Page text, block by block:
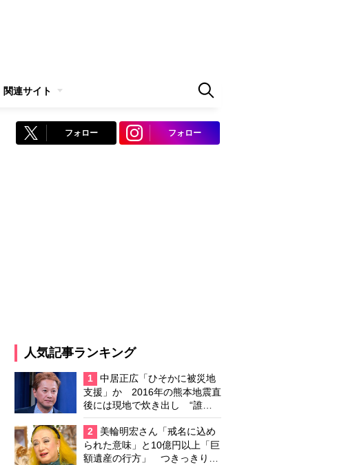
関連サイト
フォロー フォロー
人気記事ランキング
1
中居正広「ひそかに被災地
支援」か 2016年の熊本地震直
後には現地で炊き出し “誰に
も知られなくて良い”と、むし
ろ強まる福祉活動への思い
2
美輪明宏さん「戒名に込め
られた意味」と10億円以上「巨
額遺産の行方」 つきっきりで